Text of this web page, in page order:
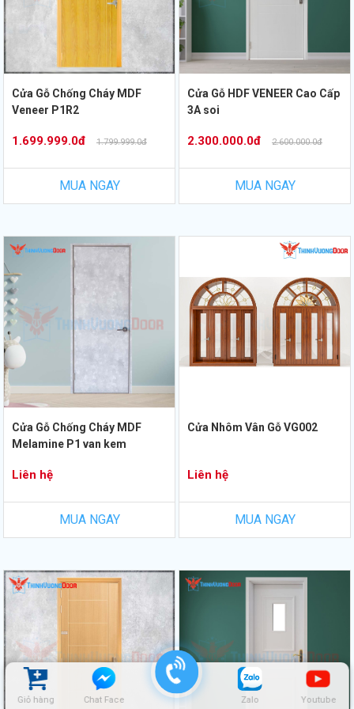
Giỏ hàng Chat Face Zalo Youtube
Cửa Gỗ Chống Cháy MDF
Veneer P1R2
1.699.999.0đ 1.799.999.0đ
MUA NGAY
Cửa Gỗ HDF VENEER Cao Cấp
3A soi
2.300.000.0đ 2.600.000.0đ
MUA NGAY
Cửa Gỗ Chống Cháy MDF
Melamine P1 van kem
Liên hệ
MUA NGAY
Cửa Nhôm Vân Gỗ VG002
Liên hệ
MUA NGAY